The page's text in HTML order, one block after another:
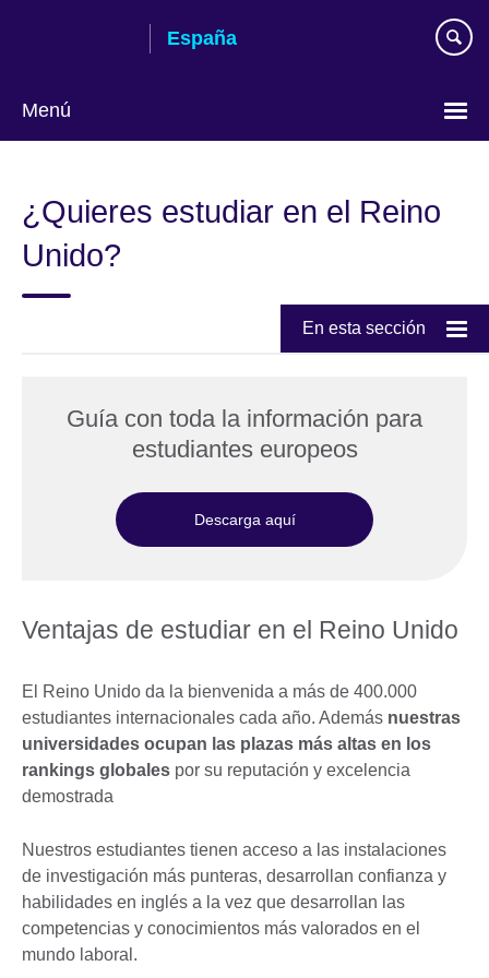
España
Menú
¿Quieres estudiar en el Reino
Unido?
En esta sección
Guía con toda la información para
estudiantes europeos
Descarga aquí
Ventajas de estudiar en el Reino Unido
El Reino Unido da la bienvenida a más de 400.000
estudiantes internacionales cada año. Además nuestras
universidades ocupan las plazas más altas en los
rankings globales por su reputación y excelencia
demostrada
Nuestros estudiantes tienen acceso a las instalaciones
de investigación más punteras, desarrollan confianza y
habilidades en inglés a la vez que desarrollan las
competencias y conocimientos más valorados en el
mundo laboral.